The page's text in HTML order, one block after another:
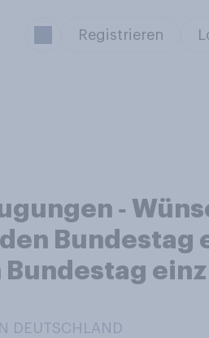
Registrieren
‑
Bundestag
Bundestag
DEUTSCHLAND